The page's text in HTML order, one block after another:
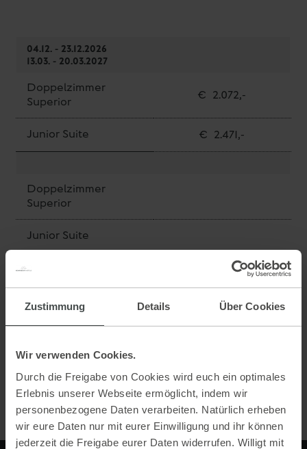
Zustimmung Details Über Cookies
Wir verwenden Cookies.
Durch die Freigabe von Cookies wird euch ein optimales
Erlebnis unserer Webseite ermöglicht, indem wir
personenbezogene Daten verarbeiten. Natürlich erheben
wir eure Daten nur mit eurer Einwilligung und ihr können
jederzeit die Freigabe eurer Daten widerrufen. Willigt mit
04.12. - 23.12.2026
13.03. - 20.03.2027
Doppelzimmer
Superior
€ 2.072,-
Junior Suite € 2.471,-
Doppelzimmer
Superior
Junior Suite
Preis pro Zimmer und Aufenthalt exkl. Nächtigungsabgabe.
Gültig für Sixty Plus Personen über 60 Jahre, ab Jahrgang 1967
Anfragen